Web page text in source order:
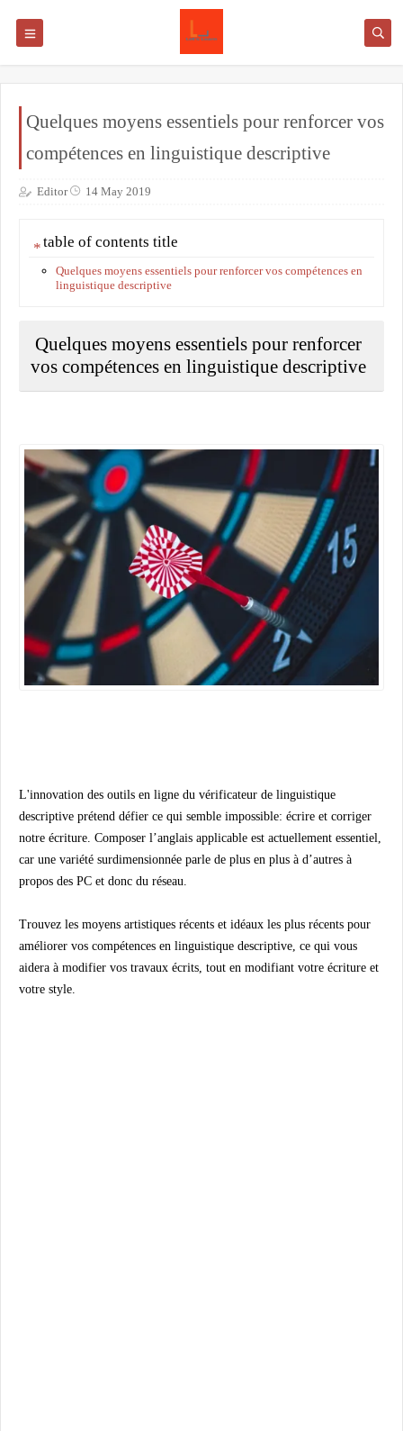
Quelques moyens essentiels pour renforcer vos
compétences en linguistique descriptive
Editor 14 May 2019
table of contents title
Quelques moyens essentiels pour renforcer vos compétences en
linguistique descriptive
Quelques moyens essentiels pour renforcer
vos compétences en linguistique descriptive
L'innovation des outils en ligne du vérificateur de linguistique
descriptive prétend défier ce qui semble impossible: écrire et corriger
notre écriture. Composer l’anglais applicable est actuellement essentiel,
car une variété surdimensionnée parle de plus en plus à d’autres à
propos des PC et donc du réseau.
Trouvez les moyens artistiques récents et idéaux les plus récents pour
améliorer vos compétences en linguistique descriptive, ce qui vous
aidera à modifier vos travaux écrits, tout en modifiant votre écriture et
votre style.